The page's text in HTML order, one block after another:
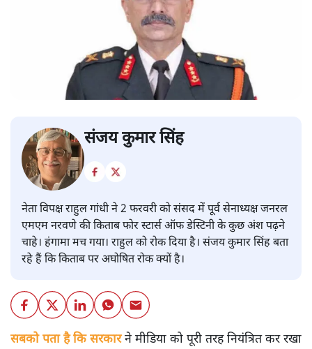
संजय कुमार सिंह
नेता विपक्ष राहुल गांधी ने 2 फरवरी को संसद में पूर्व सेनाध्यक्ष जनरल
एमएम नरवणे की किताब फोर स्टार्स ऑफ डेस्टिनी के कुछ अंश पढ़ने
चाहे। हंगामा मच गया। राहुल को रोक दिया है। संजय कुमार सिंह बता
रहे हैं कि किताब पर अघोषित रोक क्यों है।
सबको पता है कि सरकारने मीडिया को पूरी तरह नियंत्रित कर रखा